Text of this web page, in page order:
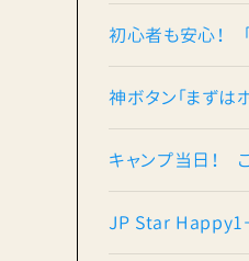
初心者も安心！
神ボタン「まずは
キャンプ当日！
JP Star Happy1